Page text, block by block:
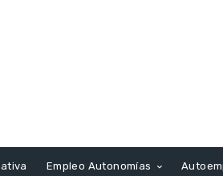
Empleo Autonomías